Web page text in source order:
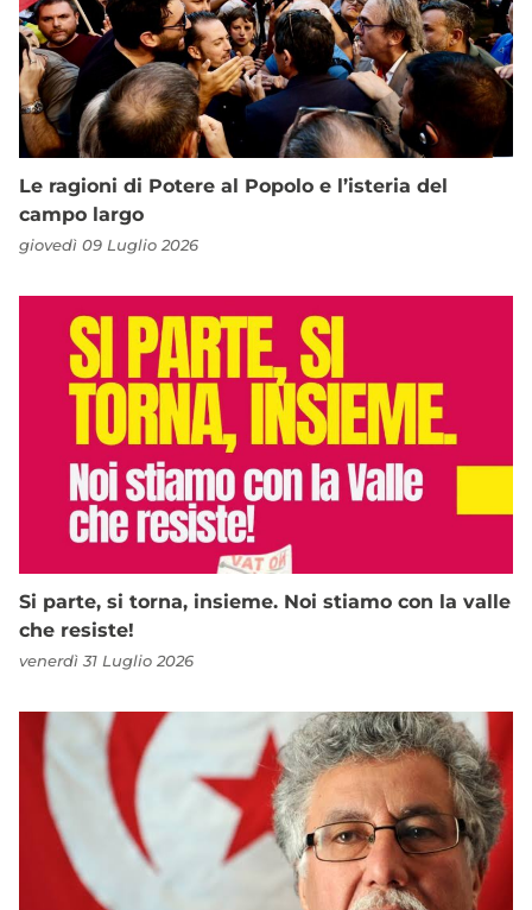
Le ragioni di Potere al Popolo e l’isteria del
campo largo
giovedì 09 Luglio 2026
Si parte, si torna, insieme. Noi stiamo con la valle
che resiste!
venerdì 31 Luglio 2026